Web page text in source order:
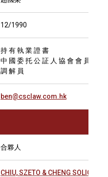
12/1990
持 有 執 業 證 書
中 國 委 托 公 証 人 協 會 會 員
調 解 員
ben@csclaw.com.hk
合夥人
CHIU, SZETO & CHENG